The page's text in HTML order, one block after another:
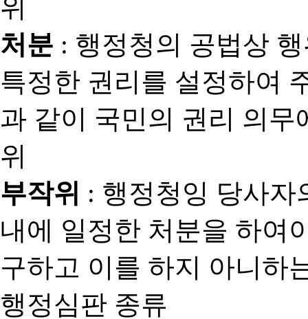
처분 : 행정청의 공법상
특정한 권리를 설정하여
과 같이 국민의 권리 의
위
부작위 : 행정청잉 당사자
내에 일정한 처분을 하여
구하고 이를 하지 아니하
행정심판 종류